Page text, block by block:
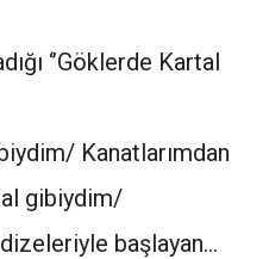
‘’Göklerde Kartal
Kanatlarımdan
gibiydim/
dizeleriyle başlayan…